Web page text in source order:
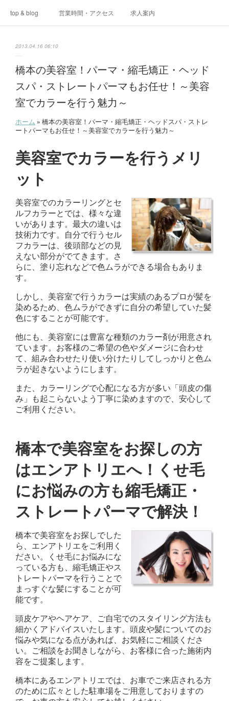
top & blog 営業時間・アクセス 求人案内
2013.04.16 06:10
橋本の美容室！パーマ・縮毛矯正・ヘッド
スパ・ストレートパーマもお任せ！～美容
室でカラーを行う魅力～